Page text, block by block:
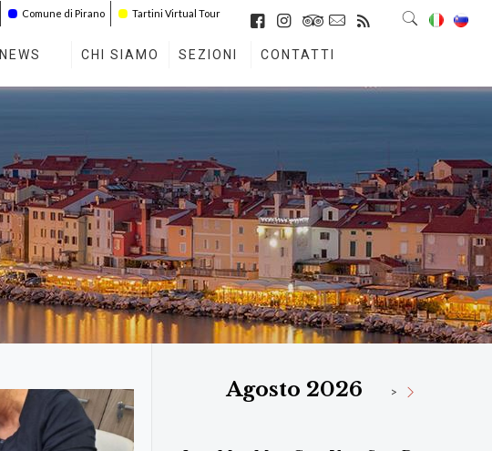
Comune di Pirano Tartini Virtual Tour
NEWS CHI SIAMO SEZIONI CONTATTI
Agosto 2026 >